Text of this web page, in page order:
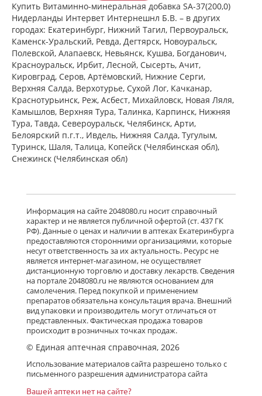
Купить Витаминно-минеральная добавка SA-37(200,0)
Нидерланды Интервет Интернешнл Б.В. – в других
городах: Екатеринбург, Нижний Тагил, Первоуральск,
Каменск-Уральский, Ревда, Дегтярск, Новоуральск,
Полевской, Алапаевск, Невьянск, Кушва, Богданович,
Красноуральск, Ирбит, Лесной, Сысерть, Ачит,
Кировград, Серов, Артёмовский, Нижние Cерги,
Верхняя Салда, Верхотурье, Сухой Лог, Качканар,
Краснотурьинск, Реж, Асбест, Михайловск, Новая Ляля,
Камышлов, Верхняя Тура, Талинка, Карпинск, Нижняя
Тура, Тавда, Североуральск, Челябинск, Арти,
Белоярский п.г.т., Ивдель, Нижняя Салда, Тугулым,
Туринск, Шаля, Талица, Копейск (Челябинская обл),
Снежинск (Челябинская обл)
Информация на сайте 2048080.ru носит справочный
характер и не является публичной офертой (ст. 437 ГК
РФ). Данные о ценах и наличии в аптеках Екатеринбурга
предоставляются сторонними организациями, которые
несут ответственность за их актуальность. Ресурс не
является интернет-магазином, не осуществляет
дистанционную торговлю и доставку лекарств. Сведения
на портале 2048080.ru не являются основанием для
самолечения. Перед покупкой и применением
препаратов обязательна консультация врача. Внешний
вид упаковки и производитель могут отличаться от
представленных. Фактическая продажа товаров
происходит в розничных точках продаж.
© Единая аптечная справочная, 2026
Использование материалов сайта разрешено только с
письменного разрешения администратора сайта
Вашей аптеки нет на сайте?